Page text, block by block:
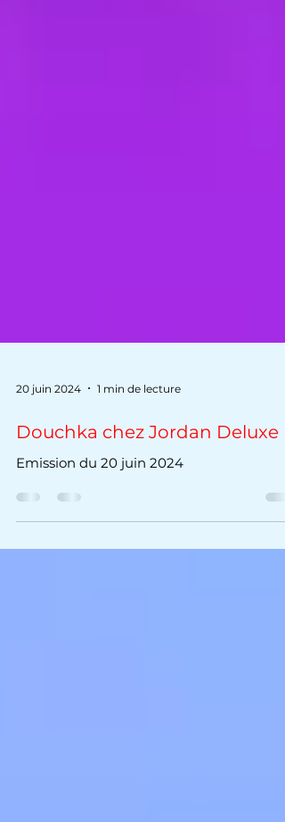
20 juin 2024 1 min de lecture
Douchka chez Jordan Deluxe